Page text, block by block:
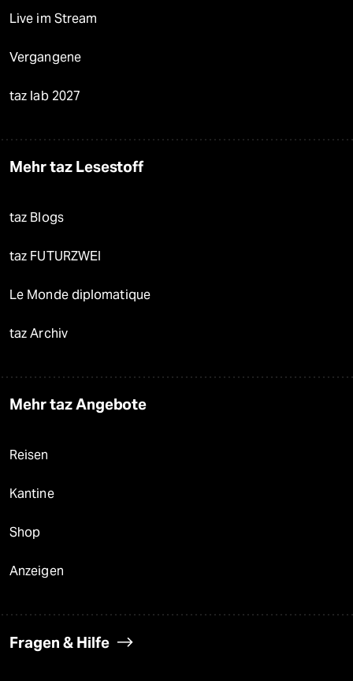
Live im Stream
Vergangene
taz lab 2027
Mehr taz Lesestoff
taz Blogs
taz FUTURZWEI
Le Monde diplomatique
taz Archiv
Mehr taz Angebote
Reisen
Kantine
Shop
Anzeigen
Fragen & Hilfe